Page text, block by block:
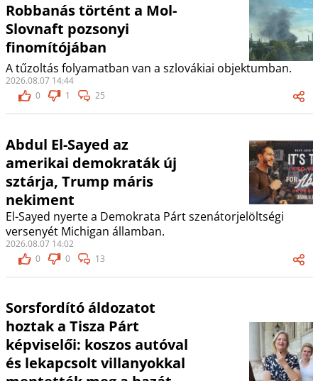
Robbanás történt a Mol-
Slovnaft pozsonyi
finomítójában
A tűzoltás folyamatban van a szlovákiai objektumban.
2026.08.07 14:44
0
1 25
Abdul El-Sayed az
amerikai demokraták új
sztárja, Trump máris
nekiment
El-Sayed nyerte a Demokrata Párt szenátorjelöltségi
versenyét Michigan államban.
2026.08.07 14:02
0
0 13
Sorsfordító áldozatot
hoztak a Tisza Párt
képviselői: koszos autóval
és lekapcsolt villanyokkal